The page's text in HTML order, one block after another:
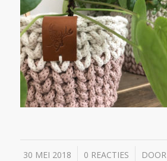
30 MEI 2018
/ 0 REACTIES
/ DOOR